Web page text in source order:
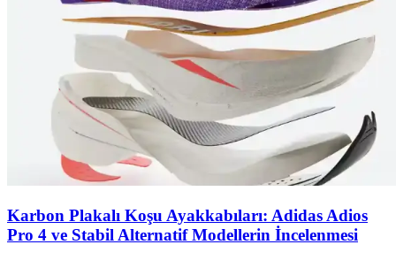
Karbon Plakalı Koşu Ayakkabıları: Adidas Adios
Pro 4 ve Stabil Alternatif Modellerin İncelenmesi